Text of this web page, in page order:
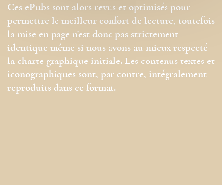
Ces ePubs sont alors revus et optimisés pour
permettre le meilleur confort de lecture, toutefois
la mise en page n'est donc pas strictement
identique même si nous avons au mieux respecté
la charte graphique initiale. Les contenus textes et
iconographiques sont, par contre, intégralement
reproduits dans ce format.